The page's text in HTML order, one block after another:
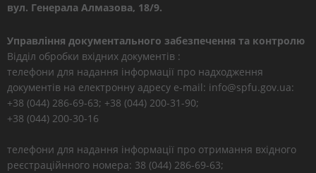
вул. Генерала Алмазова, 18/9.
Управління документального забезпечення та контролю
Відділ обробки вхідних документів :
телефони для надання інформації про надходження
документів на електронну адресу e-mail: info@spfu.gov.ua:
+38 (044) 286-69-63; +38 (044) 200-31-90;
+38 (044) 200-30-16
телефони для надання інформації про отримання вхідного
реєстраційнного номера: 38 (044) 286-69-63;